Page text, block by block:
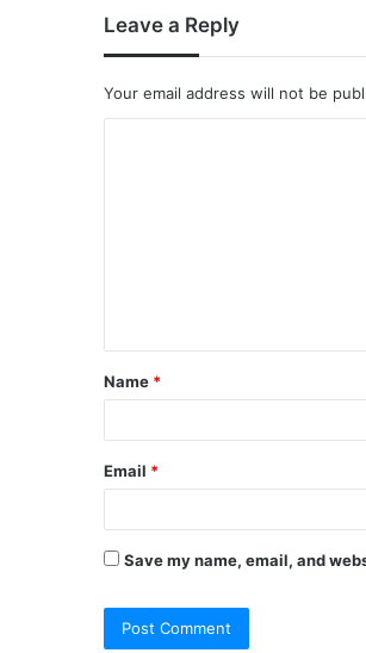
Leave a Reply
Your email address will not be
Name *
Email *
Save my name, email, and